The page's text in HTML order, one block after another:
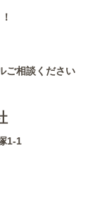
ご相談ください
1-1